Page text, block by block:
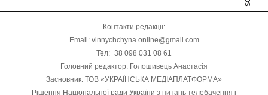
Контакти редакції:
Email: vinnychchyna.online@gmail.com
Тел:+38 098 031 08 61
Головний редактор: Голошивець Анастасія
Засновник: ТОВ «УКРАЇНСЬКА МЕДІАПЛАТФОРМА»
Рішення Національної ради України з питань телебачення і